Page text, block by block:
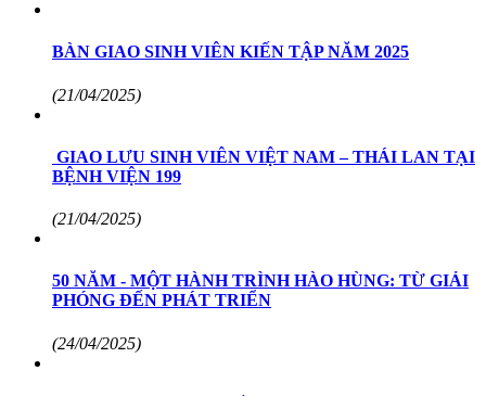
BÀN GIAO SINH VIÊN KIẾN TẬP NĂM 2025
(21/04/2025)
GIAO LƯU SINH VIÊN VIỆT NAM – THÁI LAN TẠI
BỆNH VIỆN 199
(21/04/2025)
50 NĂM - MỘT HÀNH TRÌNH HÀO HÙNG: TỪ GIẢI
PHÓNG ĐẾN PHÁT TRIỂN
(24/04/2025)